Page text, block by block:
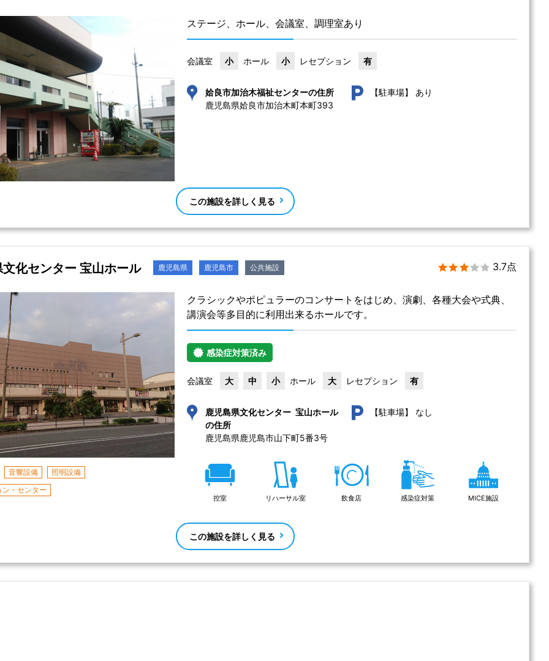
ステージ、ホール、会議室、調理室あり
会議室 小 ホール 小 レセプション 有
姶良市加治木福祉センターの住所
鹿児島県姶良市加治木町本町393
【駐車場】 あり
この施設を詳しく見る
化センター 宝山ホール 鹿児島県 鹿児島市 公共施設 3.7点
音響設備
照明設備
・センター
クラシックやポピュラーのコンサートをはじめ、演劇、各種大会や式典、
講演会等多目的に利用出来るホールです。
感染症対策済み
会議室 大 中 小 ホール 大 レセプション 有
鹿児島県文化センター 宝山ホール
の住所
鹿児島県鹿児島市山下町5番3号
【駐車場】 なし
控室 リハーサル室 飲食店 感染症対策 MICE施設
この施設を詳しく見る